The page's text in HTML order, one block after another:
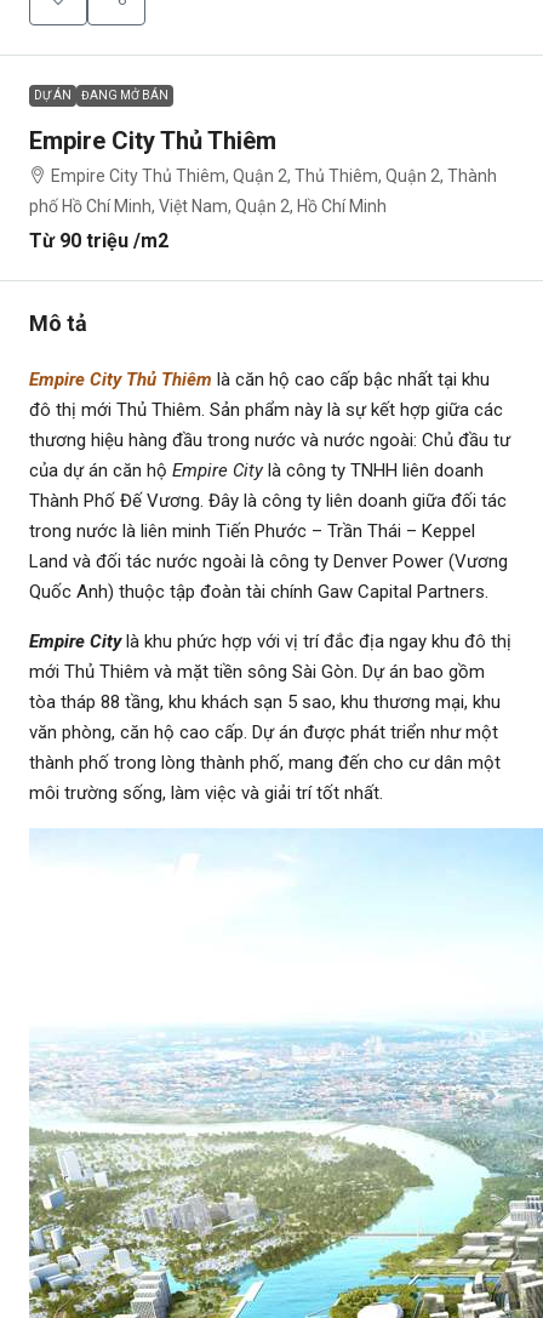
DỰ ÁN ĐANG MỞ BÁN
Empire City Thủ Thiêm
Empire City Thủ Thiêm, Quận 2, Thủ Thiêm, Quận 2, Thành
phố Hồ Chí Minh, Việt Nam, Quận 2, Hồ Chí Minh
Từ 90 triệu /m2
Mô tả
Empire City Thủ Thiêm là căn hộ cao cấp bậc nhất tại khu
đô thị mới Thủ Thiêm. Sản phẩm này là sự kết hợp giữa các
thương hiệu hàng đầu trong nước và nước ngoài: Chủ đầu tư
của dự án căn hộ Empire Citylà công ty TNHH liên doanh
Thành Phố Đế Vương. Đây là công ty liên doanh giữa đối tác
trong nước là liên minh Tiến Phước – Trần Thái – Keppel
Land và đối tác nước ngoài là công ty Denver Power (Vương
Quốc Anh) thuộc tập đoàn tài chính Gaw Capital Partners.
Empire Citylà khu phức hợp với vị trí đắc địa ngay khu đô thị
mới Thủ Thiêm và mặt tiền sông Sài Gòn. Dự án bao gồm
tòa tháp 88 tầng, khu khách sạn 5 sao, khu thương mại, khu
văn phòng, căn hộ cao cấp. Dự án được phát triển như một
thành phố trong lòng thành phố, mang đến cho cư dân một
môi trường sống, làm việc và giải trí tốt nhất.